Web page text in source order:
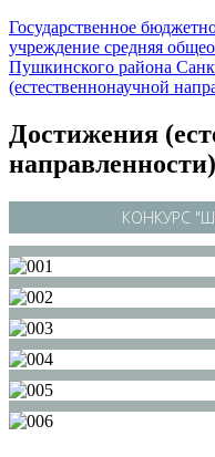
Государственное
учреждение средняя
Пушкинского района
(естественнонаучной
Достижения
направленности)
КОНКУРС